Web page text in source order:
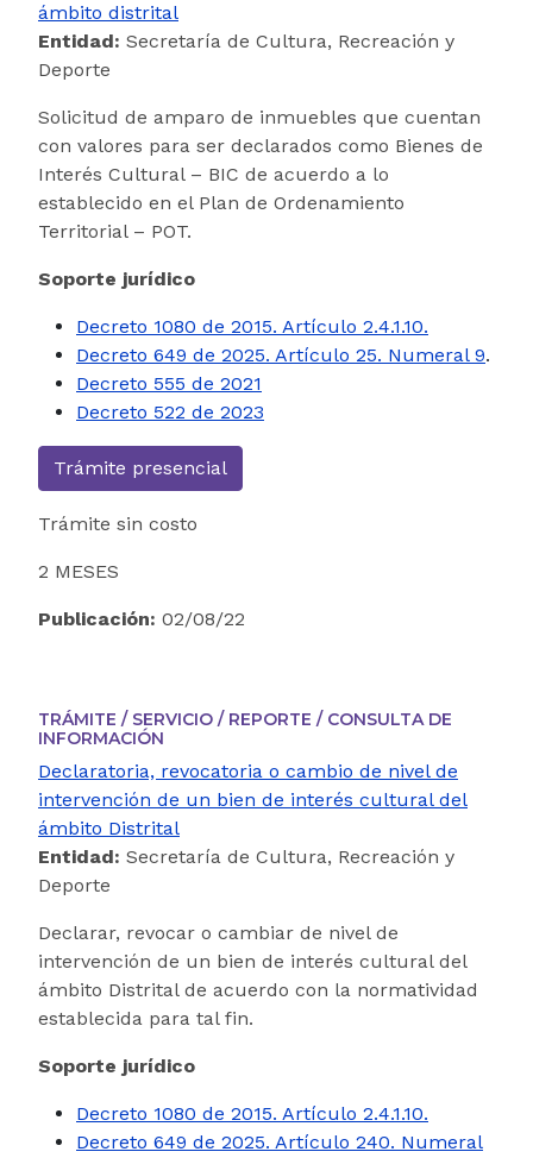
ámbito distrital
Entidad: Secretaría de Cultura, Recreación y
Deporte
Solicitud de amparo de inmuebles que cuentan
con valores para ser declarados como Bienes de
Interés Cultural – BIC de acuerdo a lo
establecido en el Plan de Ordenamiento
Territorial – POT.
Soporte jurídico
Decreto 1080 de 2015. Artículo 2.4.1.10.
Decreto 649 de 2025. Artículo 25. Numeral 9.
Decreto 555 de 2021
Decreto 522 de 2023
Trámite presencial
Trámite sin costo
2 MESES
Publicación: 02/08/22
TRÁMITE / SERVICIO / REPORTE / CONSULTA DE
INFORMACIÓN
Declaratoria, revocatoria o cambio de nivel de
intervención de un bien de interés cultural del
ámbito Distrital
Entidad: Secretaría de Cultura, Recreación y
Deporte
Declarar, revocar o cambiar de nivel de
intervención de un bien de interés cultural del
ámbito Distrital de acuerdo con la normatividad
establecida para tal fin.
Soporte jurídico
Decreto 1080 de 2015. Artículo 2.4.1.10.
Decreto 649 de 2025. Artículo 240. Numeral